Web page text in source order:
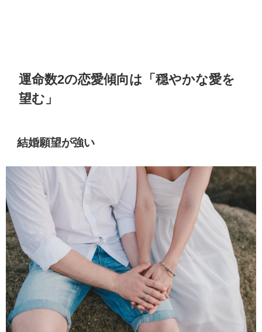
運命数2の恋愛傾向は「穏やかな愛を
望む」
結婚願望が強い